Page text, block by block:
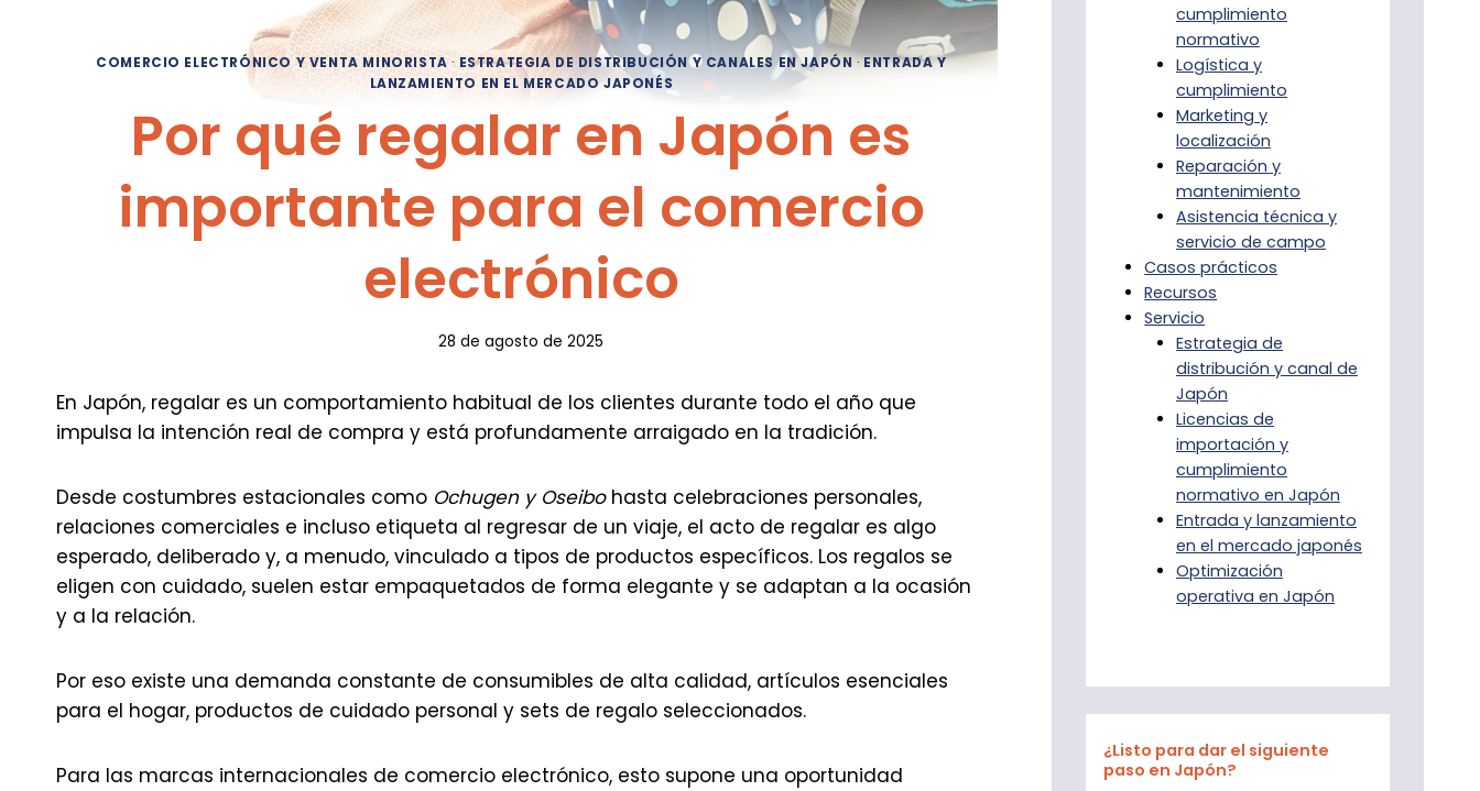
COMERCIO ELECTRÓNICO Y VENTA MINORISTA· ESTRATEGIA DE DISTRIBUCIÓN Y CANALES EN JAPÓN·ENTRADA Y
LANZAMIENTO EN EL MERCADO JAPONÉS
Por qué regalar en Japón es
importante para el comercio
electrónico
28 de agosto de 2025
En Japón, regalar es un comportamiento habitual de los clientes durante todo el año que
impulsa la intención real de compra y está profundamente arraigado en la tradición.
Desde costumbres estacionales como Ochugen y Oseibohasta celebraciones personales,
relaciones comerciales e incluso etiqueta al regresar de un viaje, el acto de regalar es algo
esperado, deliberado y, a menudo, vinculado a tipos de productos específicos. Los regalos se
eligen con cuidado, suelen estar empaquetados de forma elegante y se adaptan a la ocasión
y a la relación.
Por eso existe una demanda constante de consumibles de alta calidad, artículos esenciales
para el hogar, productos de cuidado personal y sets de regalo seleccionados.
Para las marcas internacionales de comercio electrónico, esto supone una oportunidad
cumplimiento
normativo
Logística y
cumplimiento
Marketing y
localización
Reparación y
mantenimiento
Asistencia técnica y
servicio de campo
Casos prácticos
Recursos
Servicio
Estrategia de
distribución y canal de
Japón
Licencias de
importación y
cumplimiento
normativo en Japón
Entrada y lanzamiento
en el mercado japonés
Optimización
operativa en Japón
¿Listo para dar el siguiente
paso en Japón?